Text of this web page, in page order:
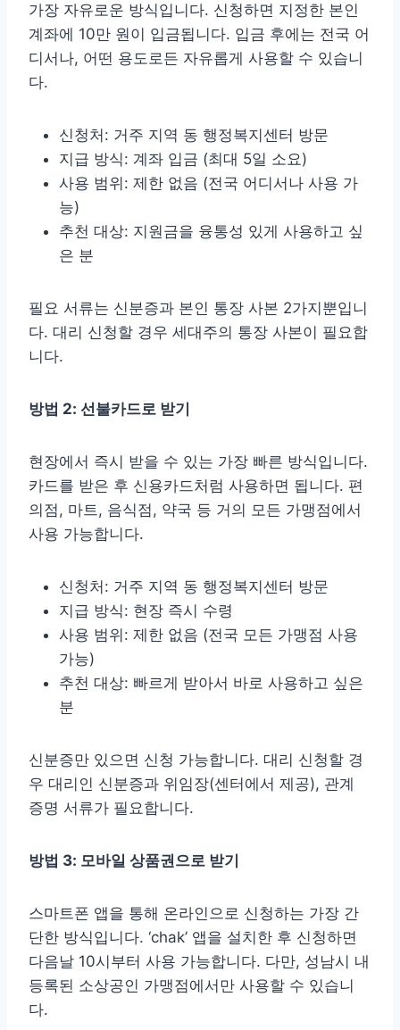
가장 자유로운 방식입니다. 신청하면 지정한 본인
계좌에 10만 원이 입금됩니다. 입금 후에는 전국 어
디서나, 어떤 용도로든 자유롭게 사용할 수 있습니
다.
신청처: 거주 지역 동 행정복지센터 방문
지급 방식: 계좌 입금 (최대 5일 소요)
사용 범위: 제한 없음 (전국 어디서나 사용 가
능)
추천 대상: 지원금을 융통성 있게 사용하고 싶
은 분
필요 서류는 신분증과 본인 통장 사본 2가지뿐입니
다. 대리 신청할 경우 세대주의 통장 사본이 필요합
니다.
방법 2: 선불카드로 받기
현장에서 즉시 받을 수 있는 가장 빠른 방식입니다.
카드를 받은 후 신용카드처럼 사용하면 됩니다. 편
의점, 마트, 음식점, 약국 등 거의 모든 가맹점에서
사용 가능합니다.
신청처: 거주 지역 동 행정복지센터 방문
지급 방식: 현장 즉시 수령
사용 범위: 제한 없음 (전국 모든 가맹점 사용
가능)
추천 대상: 빠르게 받아서 바로 사용하고 싶은
분
신분증만 있으면 신청 가능합니다. 대리 신청할 경
우 대리인 신분증과 위임장(센터에서 제공), 관계
증명 서류가 필요합니다.
방법 3: 모바일 상품권으로 받기
스마트폰 앱을 통해 온라인으로 신청하는 가장 간
단한 방식입니다. ‘chak’ 앱을 설치한 후 신청하면
다음날 10시부터 사용 가능합니다. 다만, 성남시 내
등록된 소상공인 가맹점에서만 사용할 수 있습니
다.